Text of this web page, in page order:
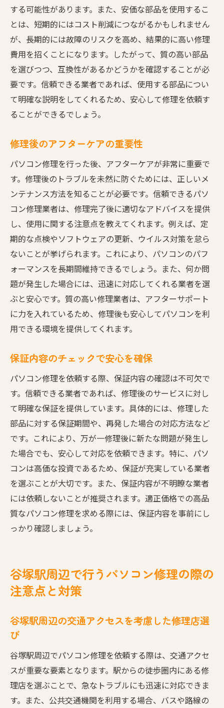
する可能性があります。また、安価な部品を使用するこ
とは、短期的にはコスト削減につながるかもしれません
が、長期的には故障のリスクを高め、結果的に高い修理
費用を招くことになります。したがって、質の高い部品
を選びつつ、互換性があるかどうかを確認することが必
要です。信頼できる業者であれば、使用する部品につい
て明確な説明をしてくれるため、安心して修理を依頼す
ることができるでしょう。
修理後のアフターケアの重要性
パソコン修理を行った後、アフターケアが非常に重要で
す。修理後のトラブルを未然に防ぐためには、正しいメ
ンテナンス方法を知ることが必要です。信頼できるパソ
コン修理業者は、修理完了後に適切なアドバイスを提供
し、使用に関する注意点を教えてくれます。例えば、定
期的な点検やソフトウェアの更新、ウイルス対策を怠ら
ないことが挙げられます。これにより、パソコンのパフ
ォーマンスを長期間維持できるでしょう。また、何か問
題が発生した場合には、迅速に対応してくれる業者を選
ぶと安心です。質の高い修理業者は、アフターサポート
に力を入れているため、修理後も安心してパソコンを利
用できる環境を提供してくれます。
保証内容のチェックで安心を確保
パソコン修理を依頼する際、保証内容の確認は不可欠で
す。信頼できる業者であれば、修理後のサービスに対し
て明確な保証を提供しています。具体的には、修理した
部品に対する保証期間や、再発した場合の対応方法など
です。これにより、万が一修理後に新たな問題が発生し
た場合でも、安心して対応を依頼できます。特に、パソ
コンは高価な投資であるため、保証が充実している業者
を選ぶことが大切です。また、保証内容が不明瞭な業者
には依頼しないことが推奨されます。適正価格での高品
質なパソコン修理を求める際には、保証内容を事前にし
っかり確認しましょう。
谷塚駅周辺で行うパソコン修理の際の
注意点と対策
谷塚駅周辺の交通アクセスを考慮した修理店選
び
谷塚駅周辺でパソコン修理を依頼する際は、交通アクセ
スが重要な要素となります。駅からの徒歩圏内にある修
理店を選ぶことで、急なトラブルにも迅速に対応できま
す。また、公共交通機関を利用する場合、バスや路線の